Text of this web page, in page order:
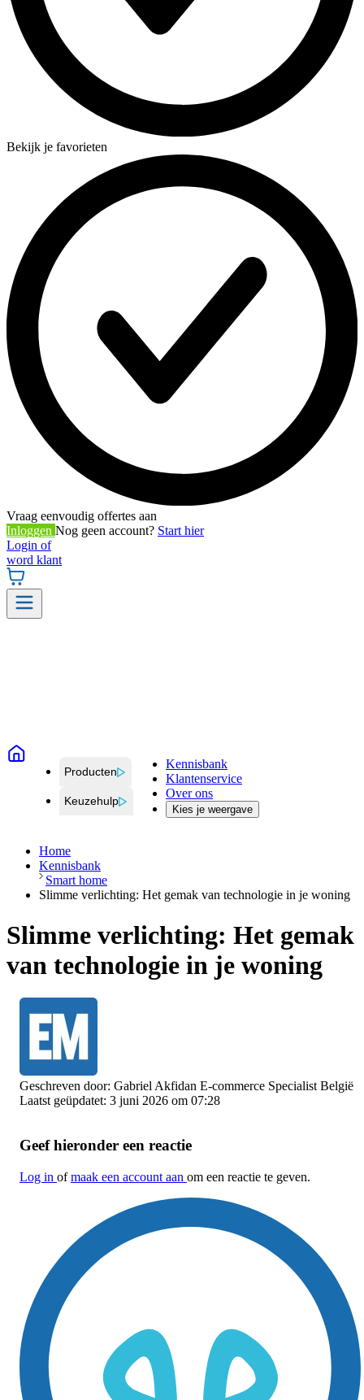
Bekijk je favorieten
Vraag eenvoudig offertes aan
Inloggen Nog geen account? Start hier
Login of
word klant
Producten
Keuzehulp
Kennisbank
Klantenservice
Over ons
Kies je weergave
Home
Kennisbank
Smart home
Slimme verlichting: Het gemak van technologie in je woning
Slimme verlichting: Het gemak
van technologie in je woning
Geschreven door: Gabriel Akfidan E-commerce Specialist België
Laatst geüpdatet: 3 juni 2026 om 07:28
Geef hieronder een reactie
Log in ofmaak een account aan om een reactie te geven.